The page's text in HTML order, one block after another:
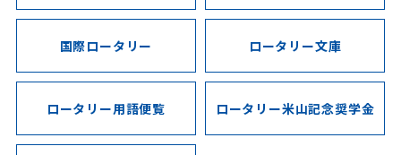
国際ロータリー ロータリー文庫
ロータリー用語便覧 ロータリー米山記念奨学金